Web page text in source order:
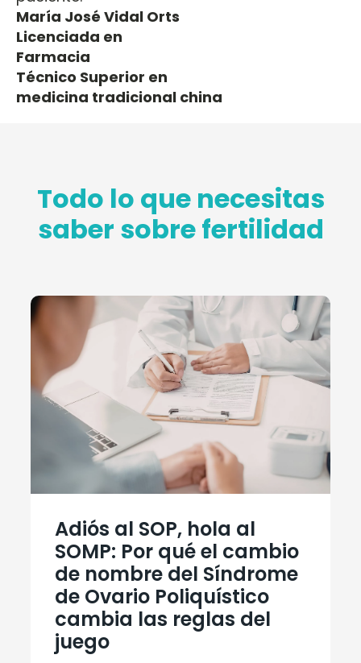
María José Vidal Orts
Licenciada en
Farmacia
Técnico Superior en
medicina tradicional china
Todo lo que necesitas
saber sobre fertilidad
Adiós al SOP, hola al
SOMP: Por qué el cambio
de nombre del Síndrome
de Ovario Poliquístico
cambia las reglas del
juego